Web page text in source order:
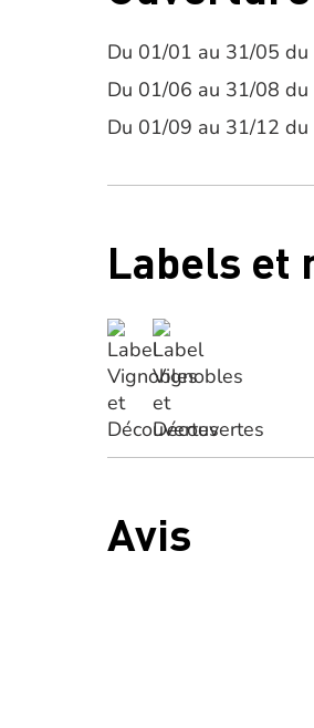
Du 01/01 au 31/05
Du 01/06 au 31/08
Du 01/09 au 31/12
Labels et
Avis